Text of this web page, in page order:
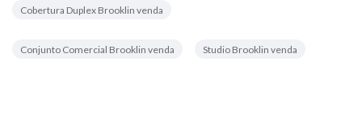
Cobertura Duplex Brooklin venda
Conjunto Comercial Brooklin venda Studio Brooklin venda